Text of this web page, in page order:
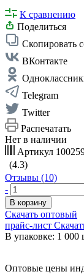
К сравнению
Поделиться
Скопировать
ВКонтакте
Telegram
Twitter
Распечатать
Нет в наличии
Артикул
(4.3)
Отзывы (10)
-
В корзину
Скачать оптовый
прайс-лист
В упаковке: 1 000
Оптовые цены